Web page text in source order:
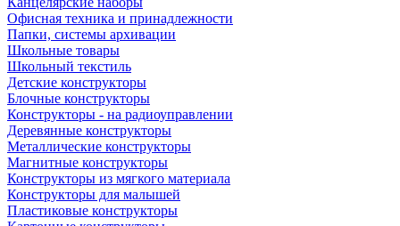
Офисная техника и принадлежности
Папки, системы архивации
Школьные товары
Школьный текстиль
Детские конструкторы
Блочные конструкторы
Конструкторы - на радиоуправлении
Деревянные конструкторы
Металлические конструкторы
Магнитные конструкторы
Конструкторы из мягкого материала
Конструкторы для малышей
Пластиковые конструкторы